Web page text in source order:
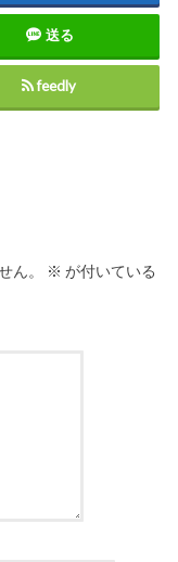
送る
feedly
ん。 ※ が付いている